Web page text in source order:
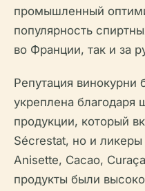
промышленный
популярность
во Франции, так и за
Репутация
укреплена благодаря
продукции, который
Sécrestat, но и
Anisette, Cacao,
продукты были